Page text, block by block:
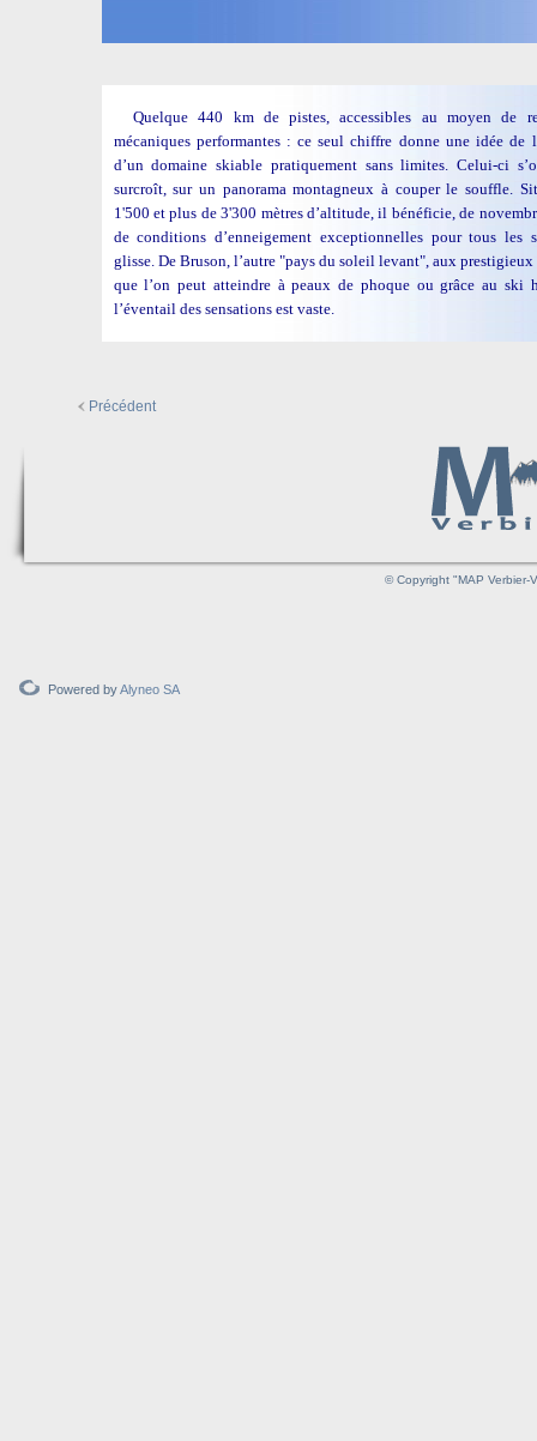
Quelque 440 km de pistes, accessibles au moyen de
mécaniques performantes : ce seul chiffre donne une idée de
d’un domaine skiable pratiquement sans limites. Celui-ci
surcroît, sur un panorama montagneux à couper le souffle.
1'500 et plus de 3'300 mètres d’altitude, il bénéficie, de
de conditions d’enneigement exceptionnelles pour tous les
glisse. De Bruson, l’autre "pays du soleil levant", aux prestigieux
que l’on peut atteindre à peaux de phoque ou grâce au ski
l’éventail des sensations est vaste.
Précédent
© Copyright "MAP
Powered byAlyneo SA